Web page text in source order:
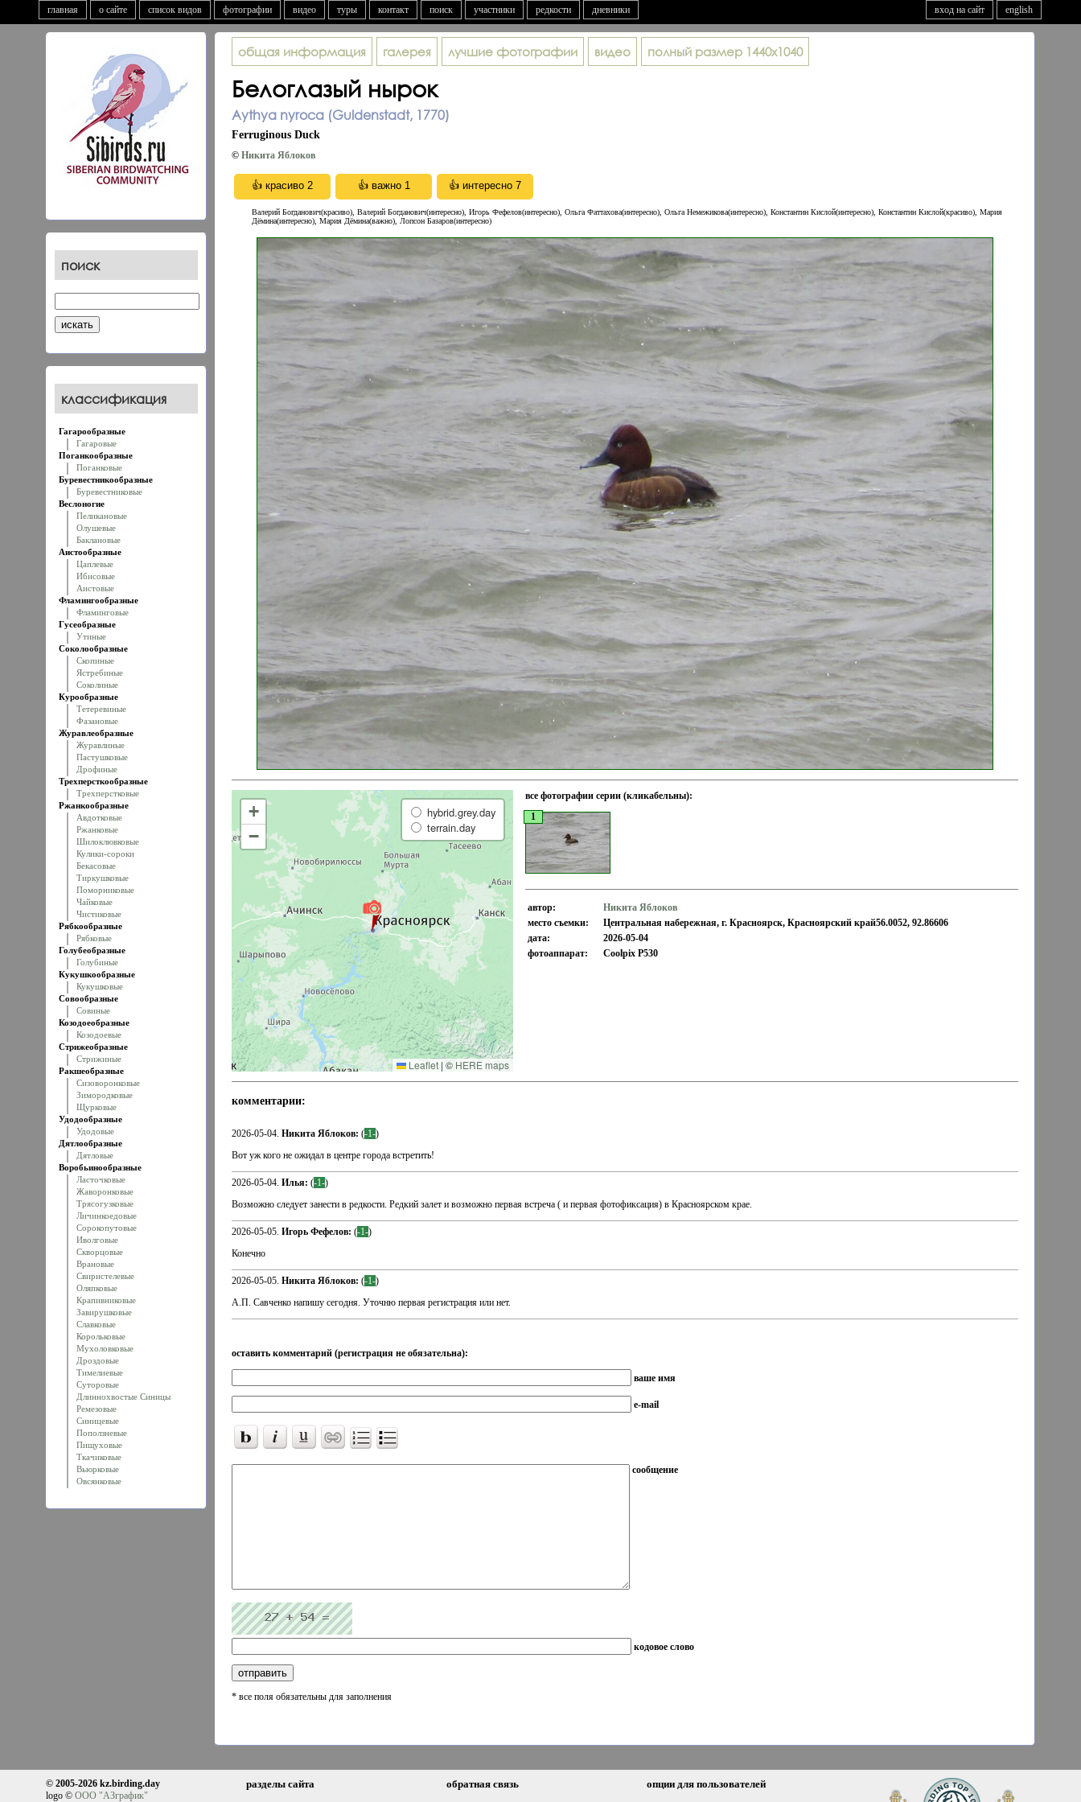
главная о сайте список видов фотографии видео туры контакт поиск участники редкости дневники english
вход на сайт
поиск
классификация
Гагарообразные
Гагаровые
Поганкообразные
Поганковые
Буревестникообразные
Буревестниковые
Веслоногие
Пеликановые
Олушевые
Баклановые
Аистообразные
Цаплевые
Ибисовые
Аистовые
Фламингообразные
Фламинговые
Гусеобразные
Утиные
Соколообразные
Скопиные
Ястребиные
Соколиные
Курообразные
Тетеревиные
Фазановые
Журавлеобразные
Журавлиные
Пастушковые
Дрофиные
Трехперсткообразные
Трехперстковые
Ржанкообразные
Авдотковые
Ржанковые
Шилоклювковые
Кулики-сороки
Бекасовые
Тиркушковые
Поморниковые
Чайковые
Чистиковые
Рябкообразные
Рябковые
Голубеобразные
Голубиные
Кукушкообразные
Кукушковые
Совообразные
Совиные
Козодоеобразные
Козодоевые
Стрижеобразные
Стрижиные
Ракшеобразные
Сизоворонковые
Зимородковые
Щурковые
Удодообразные
Удодовые
Дятлообразные
Дятловые
Воробьинообразные
Ласточковые
Жаворонковые
Трясогузковые
Личинкоедовые
Сорокопутовые
Иволговые
Скворцовые
Врановые
Свиристелевые
Оляпковые
Крапивниковые
Завирушковые
Славковые
Корольковые
Мухоловковые
Дроздовые
Тимелиевые
Суторовые
Длиннохвостые Синицы
Ремезовые
Синицевые
Поползневые
Пищуховые
Ткачиковые
Вьюрковые
Овсянковые
общая информация галерея лучшие фотографии видео полный размер 1440x1040
Белоглазый нырок
Aythya nyroca (Guldenstadt, 1770)
Ferruginous Duck
© Никита Яблоков
Валерий Богданович(красиво), Валерий Богданович(интересно), Игорь Фефелов(интересно), Oльга Фаттахова(интересно), Ольга Немежикова(интересно), Константин Кислой(интересно), Константин Кислой(красиво), Мария
Дёмина(интересно), Мария Дёмина(важно), Лопсон Базаров(интересно)
+
−
hybrid.grey.day
terrain.day
Leaflet | © HERE maps
все фотографии серии (кликабельны):
1
автор:
Никита Яблоков
место съемки:
Центральная набережная, г. Красноярск, Красноярский край56.0052, 92.86606
дата:
2026-05-04
фотоаппарат:
Coolpix P530
комментарии:
2026-05-04. Никита Яблоков: (-1-)
Вот уж кого не ожидал в центре города встретить!
2026-05-04. Илья: (-1-)
Возможно следует занести в редкости. Редкий залет и возможно первая встреча ( и первая фотофиксация) в Красноярском крае.
2026-05-05. Игорь Фефелов: (-1-)
Конечно
2026-05-05. Никита Яблоков: (-1-)
А.П. Савченко напишу сегодня. Уточню первая регистрация или нет.
оставить комментарий (регистрация не обязательна):
ваше имя
e-mail
сообщение
кодовое слово
* все поля обязательны для заполнения
© 2005-2026 kz.birding.day
logo © ООО "АЗграфик"
разделы сайта обратная связь опции для пользователей